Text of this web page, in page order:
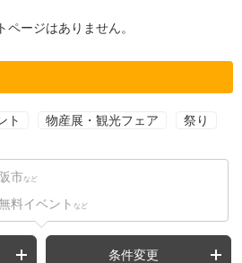
ージはありません。
ト 物産展・観光フェア 祭り
市 など
料イベント など
条件変更